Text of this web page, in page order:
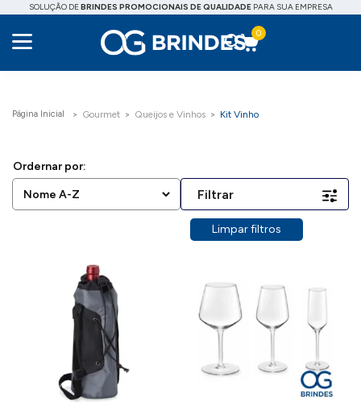
SOLUÇÃO DEBRINDES PROMOCIONAIS DE QUALIDADEPARA SUA EMPRESA
0
Gourmet Queijos e Vinhos Kit Vinho
Filtrar
Limpar filtros